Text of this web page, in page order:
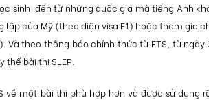
sinh đến từ những quốc gia mà tiếng Anh
của Mỹ (theo diện visa F1) hoặc tham gia
Và theo thông báo chính thức từ ETS, từ ngày
thế bài thi SLEP.
về một bài thi phù hợp hơn và được sử dụng